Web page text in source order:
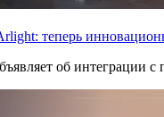
теперь
об интеграции